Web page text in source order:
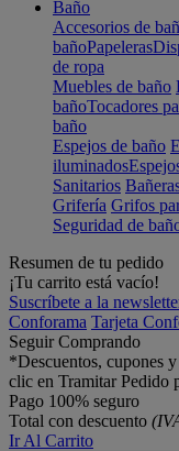
Baño
Accesorios de
bañoPapeleras
de ropa
Muebles de baño
bañoTocadores
baño
Espejos de baño
iluminados
Sanitarios
Grifería Grifos
Seguridad de
Resumen de tu pedido
¡Tu carrito está vacío!
Suscríbete a la
Conforama Tarjeta
Seguir Comprando
*Descuentos, cupones
clic en Tramitar Pedido
Pago 100% seguro
Total con descuento
Ir Al Carrito